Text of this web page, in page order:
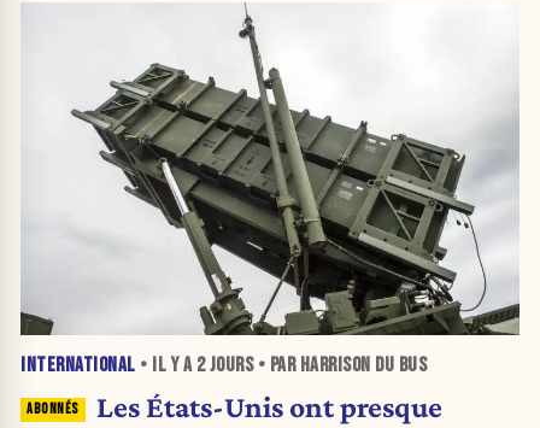
INTERNATIONAL • IL Y A 2 JOURS• PAR HARRISON DU BUS
Les États-Unis ont presque